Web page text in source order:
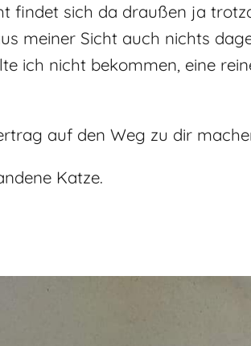
findet sich da draußen ja
meiner Sicht auch nichts
ich nicht bekommen, eine
auf den Weg zu dir
Katze.